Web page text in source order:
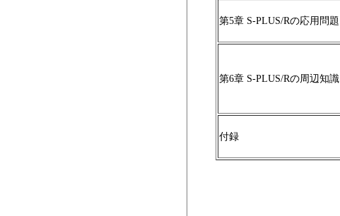
第5章 S-PLUS/Rの応用問題
第6章 S-PLUS/Rの周辺知識
付録